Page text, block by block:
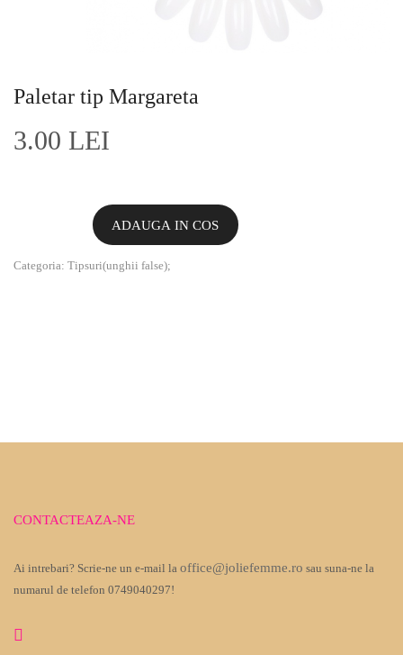
Paletar tip Margareta
3.00 LEI
ADAUGA IN COS
Categoria: Tipsuri(unghii false);
CONTACTEAZA-NE
Ai intrebari? Scrie-ne un e-mail la office@joliefemme.ro sau suna-ne la
numarul de telefon 0749040297!